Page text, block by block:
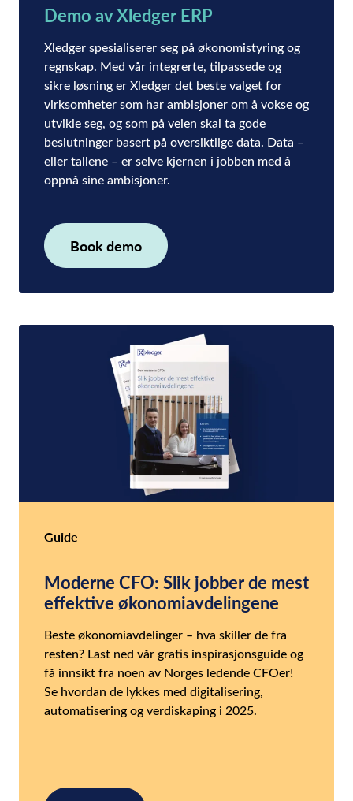
Demo av Xledger ERP
Xledger spesialiserer seg på økonomistyring og
regnskap. Med vår integrerte, tilpassede og
sikre løsning er Xledger det beste valget for
virksomheter som har ambisjoner om å vokse og
utvikle seg, og som på veien skal ta gode
beslutninger basert på oversiktlige data. Data –
eller tallene – er selve kjernen i jobben med å
oppnå sine ambisjoner.
Book demo
Guide
Moderne CFO: Slik jobber de mest
effektive økonomiavdelingene
Beste økonomiavdelinger – hva skiller de fra
resten? Last ned vår gratis inspirasjonsguide og
få innsikt fra noen av Norges ledende CFOer!
Se hvordan de lykkes med digitalisering,
automatisering og verdiskaping i 2025.